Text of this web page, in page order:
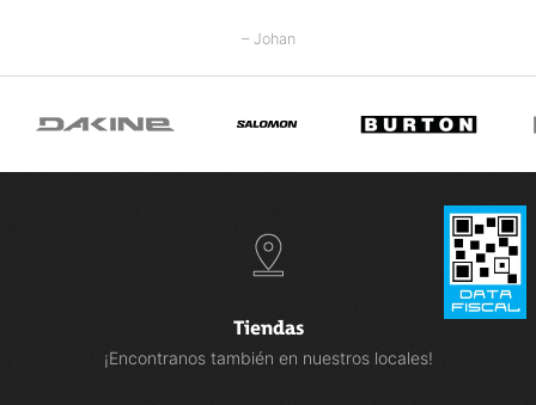
– Johan
Tiendas
¡Encontranos también en nuestros locales!